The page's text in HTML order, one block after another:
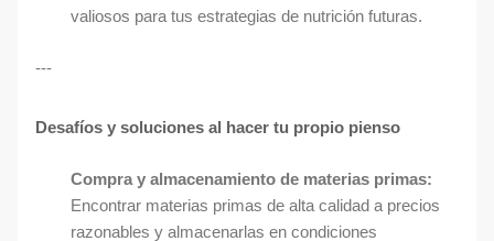
valiosos para tus estrategias de nutrición futuras.
---
Desafíos y soluciones al hacer tu propio pienso
Compra y almacenamiento de materias primas:
Encontrar materias primas de alta calidad a precios
razonables y almacenarlas en condiciones